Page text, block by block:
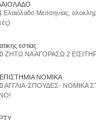
Ελαιόλαδο Μεσσηνίας,
εστιας
ΖΗΤΩ ΝΑ ΑΓΟΡΑΣΩ 2
ΝΟΜΙΚΑ
ΑΓΓΛΙΑ-ΣΠΟΥΔΕΣ- ΝΟΜΙΚΑ